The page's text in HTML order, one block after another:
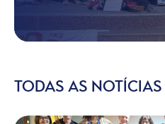
TODAS AS NOTÍCIAS